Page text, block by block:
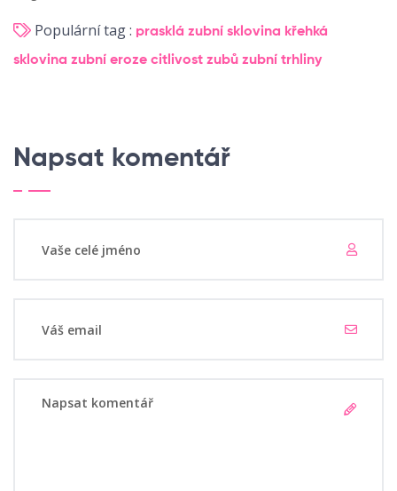
Populární tag : prasklá zubní sklovina křehká
sklovina zubní eroze citlivost zubů zubní trhliny
Napsat komentář